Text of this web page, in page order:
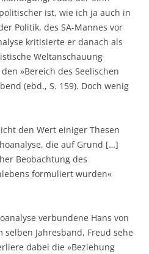
ist, wie ich ja auch in
Politik, des SA-Mannes vor
kritisierte er danach als
Weltanschauung
»Bereich des Seelischen
(ebd., S. 159). Doch wenig
den Wert einiger Thesen
die auf Grund […]
Beobachtung des
formuliert wurden«
verbundene Hans von
Jahresband, Freud sehe
dabei die »Beziehung